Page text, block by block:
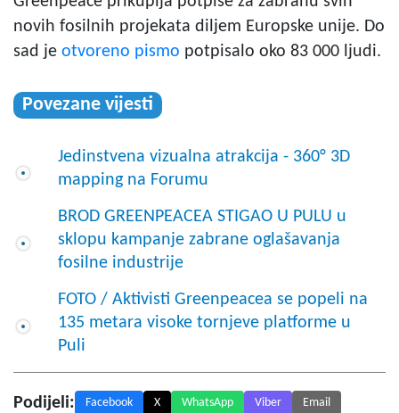
novih fosilnih projekata diljem Europske unije. Do
sad je otvoreno pismo potpisalo oko 83 000 ljudi.
Povezane vijesti
Jedinstvena vizualna atrakcija - 360° 3D
mapping na Forumu
BROD GREENPEACEA STIGAO U PULU u
sklopu kampanje zabrane oglašavanja
fosilne industrije
FOTO / Aktivisti Greenpeacea se popeli na
135 metara visoke tornjeve platforme u
Puli
Podijeli: Facebook X WhatsApp Viber Email